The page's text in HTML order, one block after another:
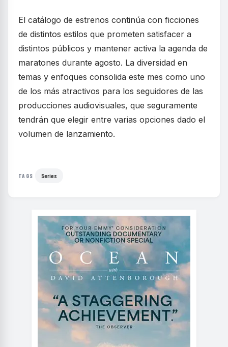
El catálogo de estrenos continúa con ficciones
de distintos estilos que prometen satisfacer a
distintos públicos y mantener activa la agenda de
maratones durante agosto. La diversidad en
temas y enfoques consolida este mes como uno
de los más atractivos para los seguidores de las
producciones audiovisuales, que seguramente
tendrán que elegir entre varias opciones dado el
volumen de lanzamiento.
TAGS Series